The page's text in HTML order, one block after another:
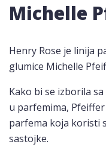
Michelle
Henry Rose je linija
glumice Michelle
Kako bi se izborila
u parfemima,
parfema koja koristi
sastojke.